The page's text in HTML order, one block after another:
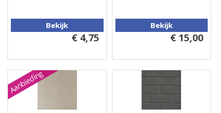
Bekijk
€ 4,75
Bekijk
€ 15,00
Aanbieding